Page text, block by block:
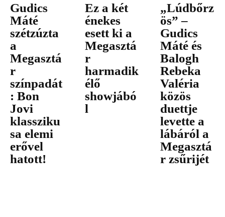
Gudics
Máté
szétzúzta
a
Megasztá
r
színpadát
: Bon
Jovi
klassziku
sa elemi
erővel
hatott!
Ez a két
énekes
esett ki a
Megasztá
r
harmadik
élő
showjábó
l
„Lúdbőrz
ös” –
Gudics
Máté és
Balogh
Rebeka
Valéria
közös
duettje
levette a
lábáról a
Megasztá
r zsűrijét